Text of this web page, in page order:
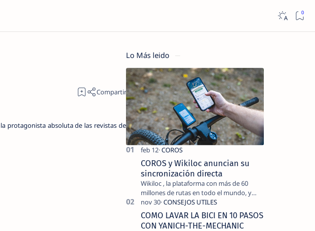
protagonista absoluta de las revistas de
Lo Más leido
COROS y Wikiloc anuncian su
sincronización directa
Wikiloc , la plataforma con más de 60
millones de rutas en todo el mundo, y
COROS , marca de dispositivos GPS
reconocida mundialmente por su
tecnolo…
COMO LAVAR LA BICI EN 10 PASOS
CON YANICH-THE-MECHANIC